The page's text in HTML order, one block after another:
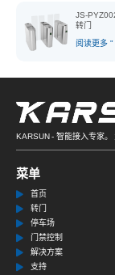
JS-
转门
阅读更多 "
KARSUN - 智能接入专家
菜单
首页
转门
停车场
门禁控制
解决方案
支持